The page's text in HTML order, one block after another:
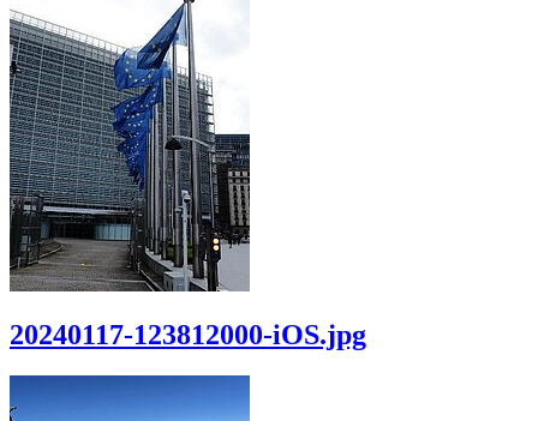
20240117-123812000-iOS.jpg